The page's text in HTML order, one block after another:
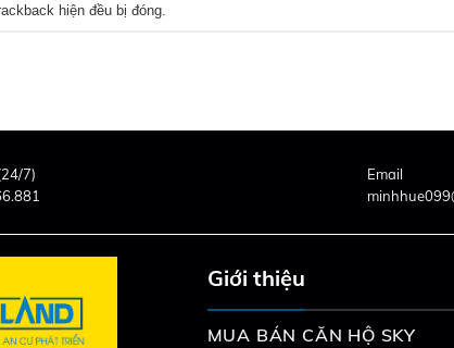
hiện đều bị đóng.
7)
Email
Giới thiệu
MUA BÁN CĂN HỘ SKY